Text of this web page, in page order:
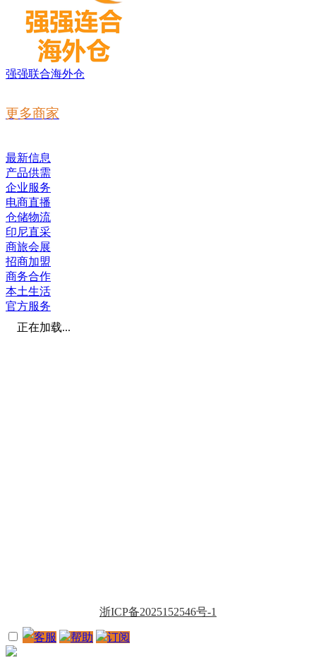
强强联合海外仓
更多商家
最新信息
产品供需
企业服务
电商直播
仓储物流
印尼直采
商旅会展
招商加盟
商务合作
本土生活
官方服务
正在加载...
浙ICP备2025152546号-1
客服 帮助 订阅